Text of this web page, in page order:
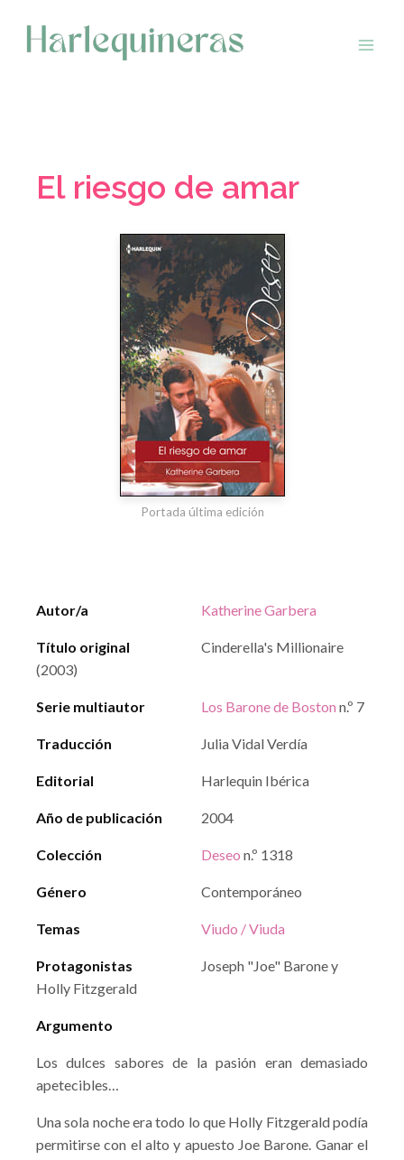
contenido
El riesgo de amar
Autor/a Katherine Garbera
Título original
Cinderella's Millionaire
(2003)
Serie multiautor Los Barone de Boston n.º 7
Traducción Julia Vidal Verdía
Editorial Harlequin Ibérica
Año de publicación 2004
Colección Deseo n.º 1318
Género Contemporáneo
Temas Viudo / Viuda
Protagonistas
Joseph "Joe" Barone y
Holly Fitzgerald
Argumento
Los dulces sabores de la pasión eran demasiado
apetecibles…
Una sola noche era todo lo que Holly Fitzgerald podía
permitirse con el alto y apuesto Joe Barone. Ganar el
Portada última edición